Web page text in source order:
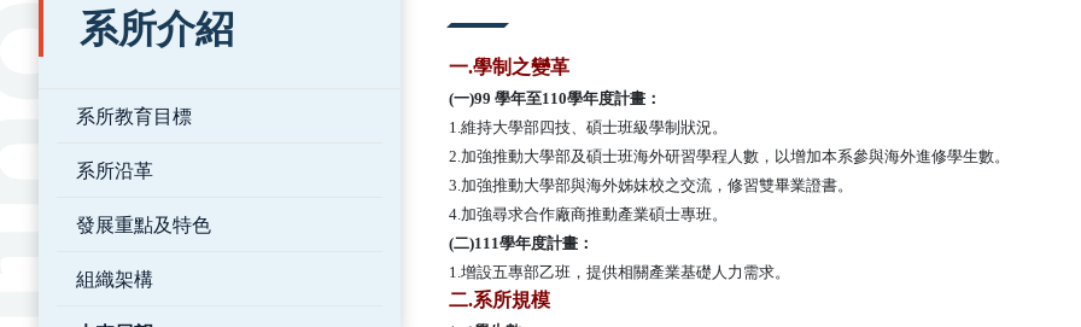
系所介紹
系所教育目標
系所沿革
發展重點及特色
組織架構
一.學制之變革
(一)99 學年至110學年度計畫：
1.維持大學部四技、碩士班級學制狀況。
2.加強推動大學部及碩士班海外研習學程 人數，以增加本系參與海外進修學生數。
3.加強推動大學部與海外姊妹校之交流，修習雙畢業證書。
4.加強尋求合作廠商推動產業碩士專班。
(二)111學年度計畫：
1.增設五專部乙班，提供相關產業基礎人力需求。
二.系所規模